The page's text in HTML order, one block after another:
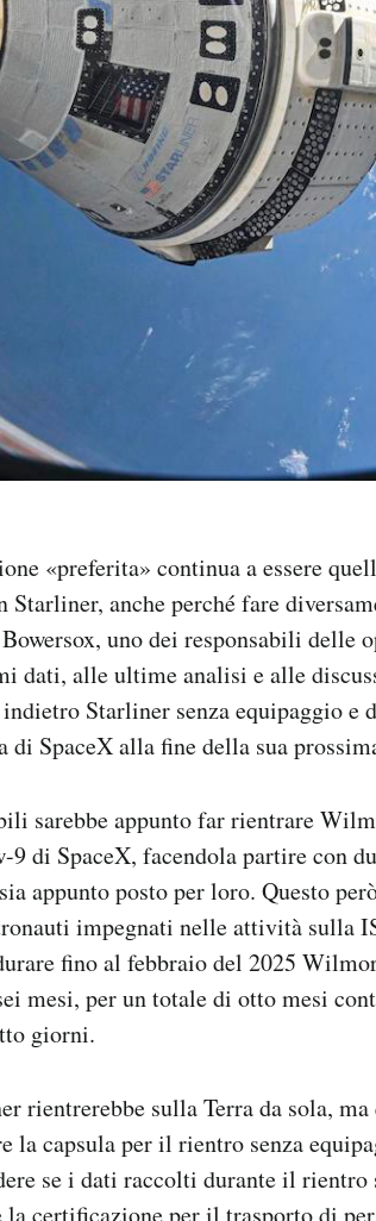
«preferita» continua a essere
anche perché fare
uno dei responsabili delle
dati, alle ultime analisi e alle
Starliner senza equipaggio e
di SpaceX alla fine della sua
sarebbe appunto far rientrare
9 di SpaceX, facendola partire con
appunto posto per loro. Questo
impegnati nelle attività sulla
fino al febbraio del 2025
mesi, per un totale di otto mesi
giorni.
rientrerebbe sulla Terra da sola,
la capsula per il rientro senza
se i dati raccolti durante il rientro